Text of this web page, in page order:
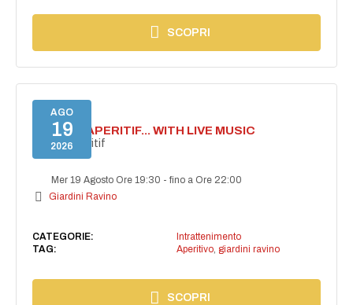
SCOPRI
AGO
19
2026
SECRET APERITIF... WITH LIVE MUSIC
Secret aperitif
Mer 19 Agosto Ore 19:30 -fino a Ore 22:00
Giardini Ravino
CATEGORIE:
Intrattenimento
TAG:
Aperitivo, giardini ravino
SCOPRI